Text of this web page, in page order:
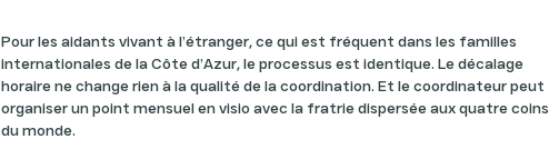
Pour les aidants vivant à l’étranger, ce qui est fréquent dans les familles
internationales de la Côte d’Azur, le processus est identique. Le décalage
horaire ne change rien à la qualité de la coordination. Et le coordinateur peut
organiser un point mensuel en visio avec la fratrie dispersée aux quatre coins
du monde.